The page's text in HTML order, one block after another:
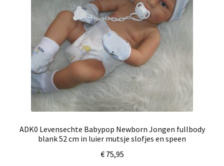
ADK0 Levensechte Babypop Newborn Jongen fullbody
blank 52 cm in luier mutsje slofjes en speen
€75,95